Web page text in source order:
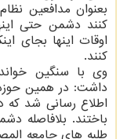
بعنوان مدافعین
کنند دشمن حتی
اوقات اینها بجای
کنند.
وی با سنگین
داشت: در همین حوزه
اطلاع رسانی شد که
باختند. بلافاصله